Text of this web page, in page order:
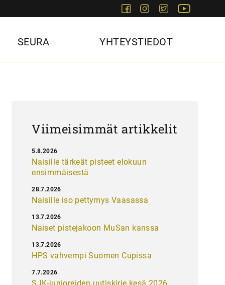
FacebookInstagram
Twitter
SEURA YHTEYSTIEDOT
Viimeisimmät artikkelit
Naisille tärkeät pisteet elokuun
ensimmäisestä
5.8.2026
Naisille iso pettymys Vaasassa
28.7.2026
Naiset pistejakoon MuSan kanssa
13.7.2026
HPS vahvempi Suomen Cupissa
13.7.2026
7.7.2026